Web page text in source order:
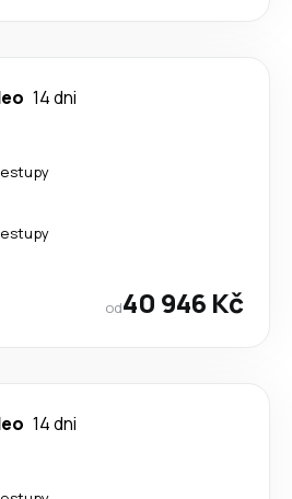
14 dni
od40 946 Kč
14 dni